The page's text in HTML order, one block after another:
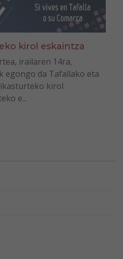
kirol eskaintza
irailaren 14ra,
egongo da Tafallako eta
kirol
e...